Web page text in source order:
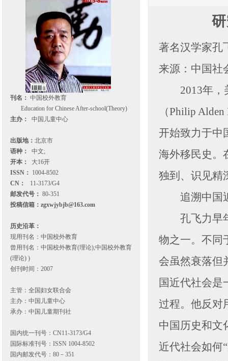
刊名： 中国校外教育
Education for Chinese After-school(Theory)
主办：
中国儿童中心
出版地： 北京市
语种：
中文;
开本：
大16开
ISSN： 1004-8502
CN：
11-3173/G4
邮发代号： 80-351
投稿信箱： zgxwjybjb@163.com
历史沿革：
现用刊名：中国校外教育
曾用刊名：中国校外教育(理论);中国校外教育
(理论) )
创刊时间：2007
主管：全国妇女联合会
主办：中国儿童中心
承办：中国儿童期刊社
国内统一刊号：CN11-3173/G4
国际标准刊号：ISSN 1004-8502
国内邮发代号：80－351
著名汉学家孔
来源：中国社
2013年，美
（Philip
开始致力于中
海外移民史。
独到、识见精
追溯中国近
孔飞力早年
物之一。不同
会虽然衰落但
国近代社会是
过程。他反对
中国历史和文
近代社会如何